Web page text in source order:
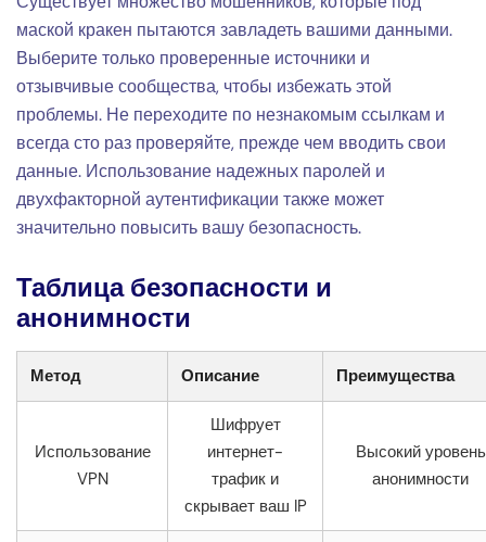
маской кракен пытаются завладеть вашими данными.
Выберите только проверенные источники и
отзывчивые сообщества, чтобы избежать этой
проблемы. Не переходите по незнакомым ссылкам и
всегда сто раз проверяйте, прежде чем вводить свои
данные. Использование надежных паролей и
двухфакторной аутентификации также может
значительно повысить вашу безопасность.
Таблица безопасности и
анонимности
Метод Описание Преимущества
Использование
VPN
Шифрует
интернет-
трафик и
скрывает ваш IP
Высокий уровень
анонимности